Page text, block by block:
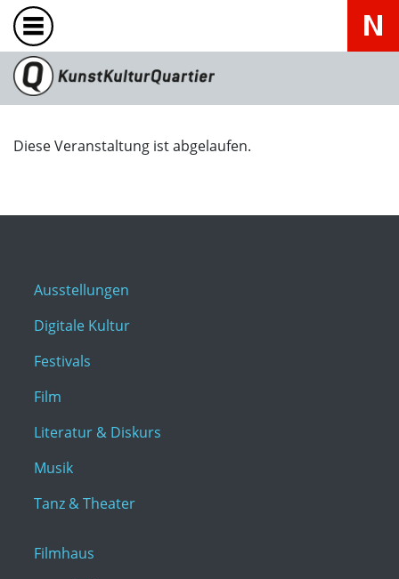
Diese Veranstaltung ist abgelaufen.
Ausstellungen
Digitale Kultur
Festivals
Film
Literatur & Diskurs
Musik
Tanz & Theater
Filmhaus